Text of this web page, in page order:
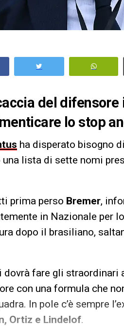
del
lo stop
ha disperato bisogno
una lista di sette nomi
prima perso Bremer,
in Nazionale per
dopo il brasiliano,
fare gli straordinari
con una formula che
In pole c’è sempre
Ortiz e Lindelof.